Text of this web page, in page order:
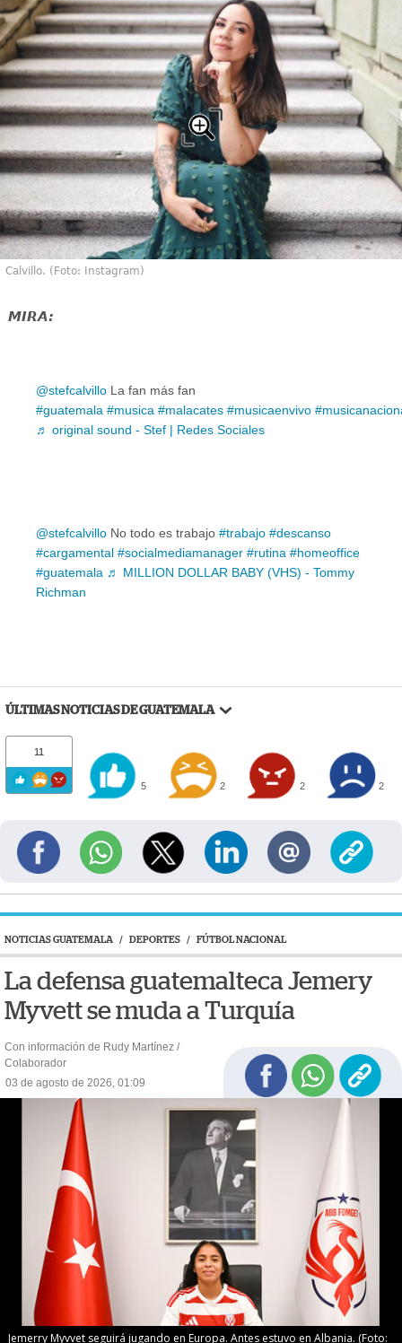
Calvillo. (Foto: Instagram)
MIRA:
@stefcalvillo La fan más fan
#guatemala #musica #malacates #musicaenvivo
♬ original sound - Stef | Redes Sociales
@stefcalvillo No todo es trabajo #trabajo #descanso
#cargamental #socialmediamanager #rutina #homeoffice
#guatemala ♬ MILLION DOLLAR BABY (VHS) - Tommy
Richman
ÚLTIMAS NOTICIAS DE GUATEMALA
11
5 2 2 2
NOTICIAS GUATEMALA / DEPORTES / FÚTBOL NACIONAL
La defensa guatemalteca Jemery
Myvett se muda a Turquía
Con información de Rudy Martínez /
Colaborador
03 de agosto de 2026, 01:09
Jemerry Myvvet seguirá jugando en Europa. Antes estuvo en Albania. (Foto: